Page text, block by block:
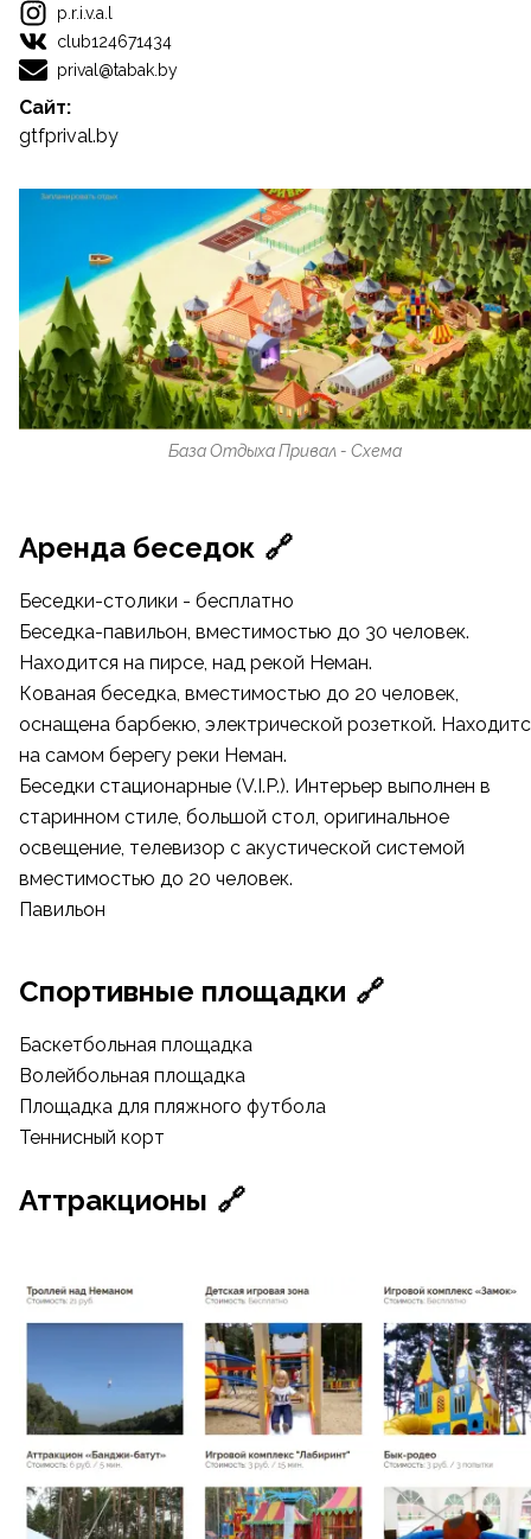
p.r.i.v.a.l
club124671434
prival@tabak.by
Сайт:
gtfprival.by
База Отдыха Привал - Схема
Аренда беседок 🔗
Беседки-столики - бесплатно
Беседка-павильон, вместимостью до 30 человек.
Находится на пирсе, над рекой Неман.
Кованая беседка, вместимостью до 20 человек,
оснащена барбекю, электрической розеткой.
на самом берегу реки Неман.
Беседки стационарные (V.I.P.). Интерьер выполнен в
старинном стиле, большой стол, оригинальное
освещение, телевизор с акустической системой
вместимостью до 20 человек.
Павильон
Спортивные площадки 🔗
Баскетбольная площадка
Волейбольная площадка
Площадка для пляжного футбола
Теннисный корт
Аттракционы 🔗